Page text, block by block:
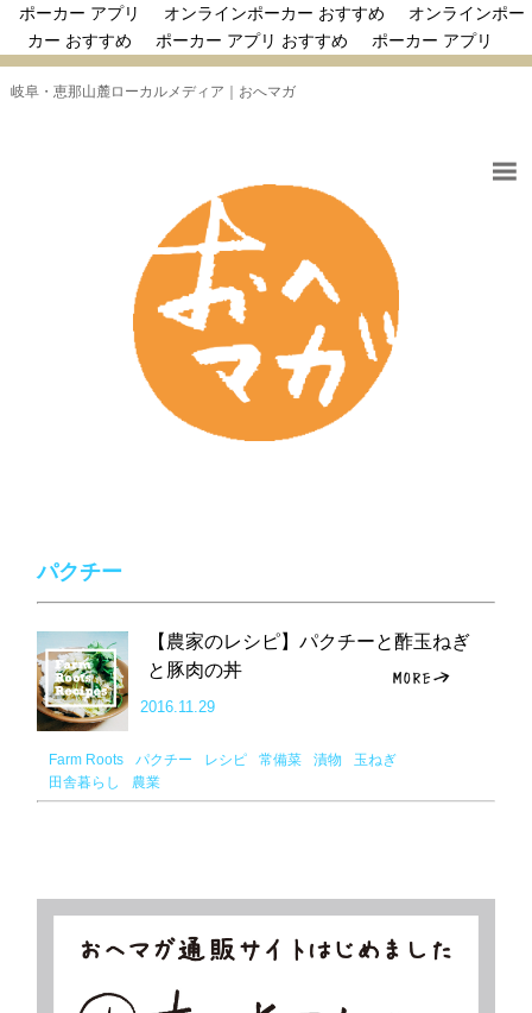
ポーカー アプリ オンラインポーカー おすすめ
オンラインポー
カー おすすめ
ポーカー アプリ おすすめ ポーカー アプリ
岐阜・恵那山麓ローカルメディア｜おへマガ
パクチー
【農家のレシピ】パクチーと酢玉ねぎ
と豚肉の丼
2016.11.29
Farm Roots パクチー レシピ 常備菜 漬物
玉ねぎ
田舎暮らし
農業